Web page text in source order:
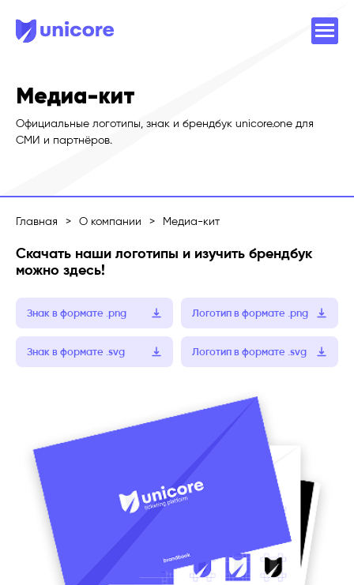
Медиа-кит
Официальные логотипы, знак и брендбук unicore.one для
СМИ и партнёров.
Главная > О компании > Медиа-кит
Скачать наши логотипы и изучить брендбук
можно здесь!
Знак в формате .png Логотип в формате .png
Знак в формате .svg Логотип в формате .svg